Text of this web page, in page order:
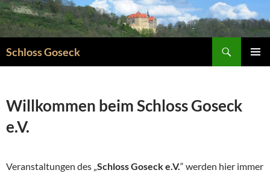
Zum
Inhalt
springen
Schloss Goseck
Willkommen beim Schloss Goseck
e.V.
Veranstaltungen des „Schloss Goseck e.V.“ werden hier immer